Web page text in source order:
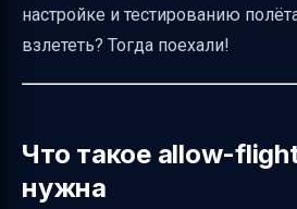
Мониторинг и
Потенциальные проблемы
плагинами
сервера
Ключевые моменты для
настройке и тестированию
взлететь? Тогда поехали!
Что такое allow-
нужна